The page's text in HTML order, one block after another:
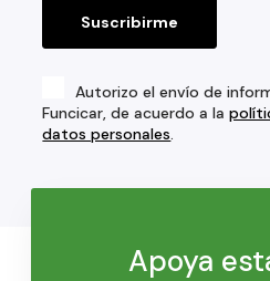
Autorizo el envío de
Funcicar, de acuerdo a la
datos personales.
Apoya